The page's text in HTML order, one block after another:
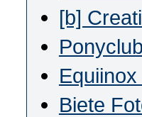
[b]
Biete